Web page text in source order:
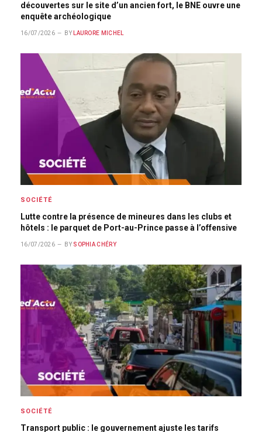
découvertes sur le site d’un ancien fort, le BNE ouvre une
enquête archéologique
16/07/2026 BY LAURORE MICHEL
SOCIÉTÉ
Lutte contre la présence de mineures dans les clubs et
hôtels : le parquet de Port-au-Prince passe à l’offensive
16/07/2026 BY SOPHIA CHÉRY
SOCIÉTÉ
Transport public : le gouvernement ajuste les tarifs